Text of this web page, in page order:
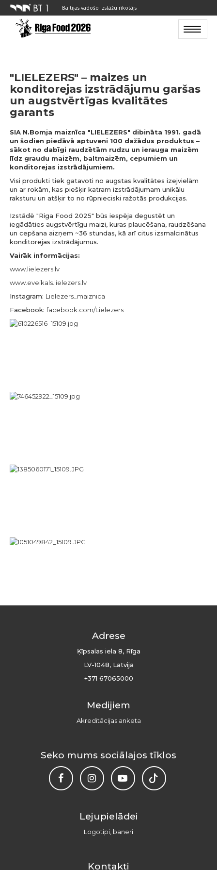
Baltijas vadošo izstāžu rīkotājs
Toggle
"LIELEZERS" – maizes un
konditorejas izstrādājumu garšas
un augstvērtīgas kvalitātes
garants
SIA N.Bomja maiznīca "LIELEZERS" dibināta 1991. gadā
un šodien piedāvā aptuveni 100 dažādus produktus –
sākot no dabīgi raudzētām rudzu un ierauga maizēm
līdz graudu maizēm, baltmaizēm, cepumiem un
konditorejas izstrādājumiem.
Visi produkti tiek gatavoti no augstas kvalitātes izejvielām
un ar rokām, kas piešķir katram izstrādājumam unikālu
raksturu un atšķir to no rūpnieciski ražotās produkcijas.
Izstādē "Riga Food 2025" būs iespēja degustēt un
iegādāties augstvērtīgu maizi, kuras plaucēšana, raudzēšana
un cepšana aizņem ~36 stundas, kā arī citus izsmalcinātus
konditorejas izstrādājumus.
Vairāk informācijas:
www.lielezers.lv
www.eveikals.lielezers.lv
Instagram: Lielezers_maiznica
Facebook:facebook.com/Lielezers
Adrese
Ķīpsalas iela 8, Rīga
LV-1048, Latvija
+371 67065000
Medijiem
Akreditācijas anketa
Seko mums sociālajos tīklos
Lejupielādei
Logotipi, baneri
Kontakti